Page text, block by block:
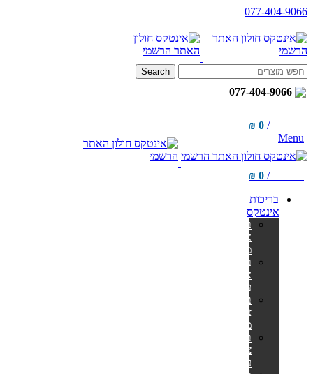
077-404-9066
Search
077-404-9066
/
₪ 0
Menu
/
₪ 0
בריכות
אינטקס
בריכות
אולטרה
מלבניות
בריכות
אולטרה
עגולות
בריכות
צינורות
מלבניות
בריכות
צינורות
עגולות